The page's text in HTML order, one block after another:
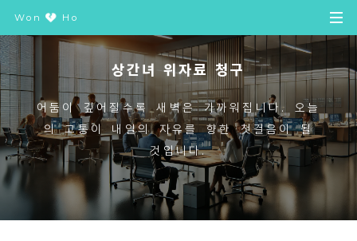
Won Ho
상간녀 위자료 청구
어둠이 깊어질수록 새벽은 가까워집니다. 오늘
의 고통이 내일의 자유를 향한 첫걸음이 될
것입니다.